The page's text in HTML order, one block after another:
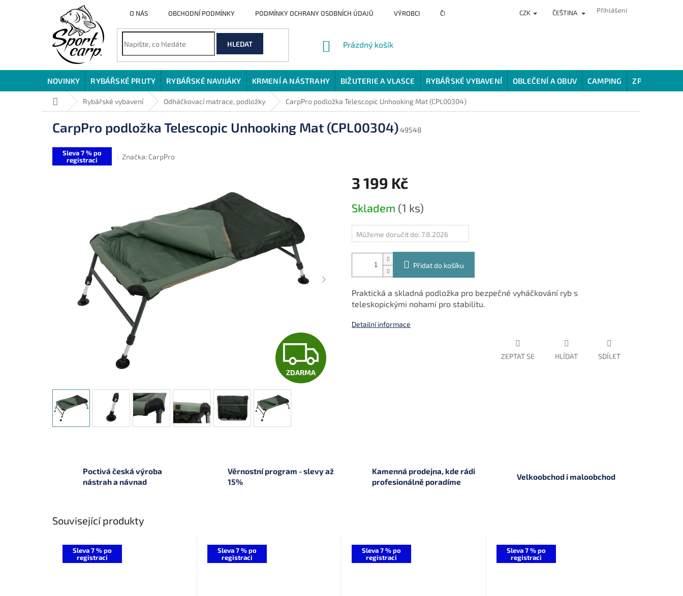
O NÁS OBCHODNÍ PODMÍNKY PODMÍNKY OCHRANY OSOBNÍCH ÚDAJŮ VÝROBCI ČLÁNKY HODNOCENÍ OBCHODU VĚRNOSTNÍ
CZK ČEŠTINA Přihlášení
HLEDAT
NÁKUPNÍ
Prázdný košík
NOVINKY RYBÁŘSKÉ PRUTY RYBÁŘSKÉ NAVIJÁKY KRMENÍ A NÁSTRAHY BIŽUTERIE A VLASCE RYBÁŘSKÉ VYBAVENÍ OBLEČENÍ A OBUV CAMPING ZPŮSOBY
Domů Rybářské vybavení Odháčkovací matrace, podložky CarpPro podložka Telescopic Unhooking Mat (CPL00304)
CarpPro podložka Telescopic Unhooking Mat (CPL00304)49548
Sleva 7 % po
registraci
Značka: CarpPro
Z
D
R
ZDARMA
3 199 Kč
cena:
Skladem (1 ks)
Můžeme doručit do: 7.8.2026
Přidat do košíku
Praktická a skladná podložka pro bezpečné vyháčkování ryb s
teleskopickými nohami pro stabilitu.
Detailní informace
ZEPTAT SE HLÍDAT SDÍLET
Poctivá česká výroba
nástrah a návnad
Věrnostní program - slevy až
15%
Kamenná prodejna, kde rádi
profesionálně poradíme
Velkoobchod i maloobchod
Související produkty
Sleva 7 % po
registraci
Sleva 7 % po
registraci
Sleva 7 % po
registraci
Sleva 7 % po
registraci